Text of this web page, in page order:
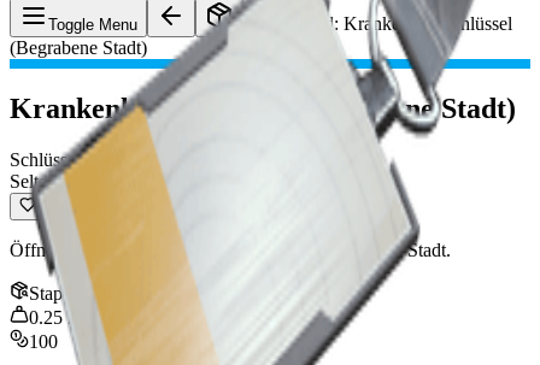
Toggle Menu Gegenstand: Krankenhausschlüssel
(Begrabene Stadt)
Krankenhausschlüssel (Begrabene Stadt)
Schlüssel
Selten
Öffnet eine Tür im Krankenhaus in der Begrabenen Stadt.
Stapel
1
0.25kg
100